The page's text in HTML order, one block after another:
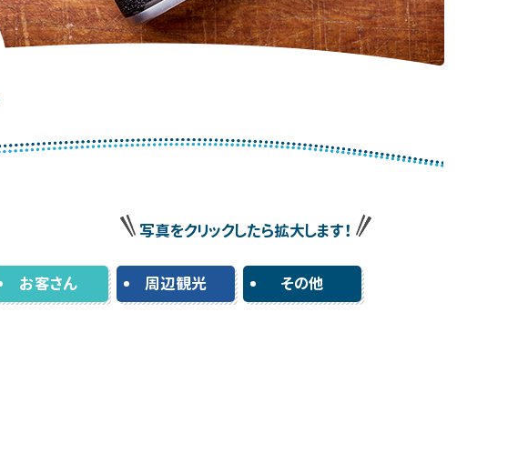
写真をクリックしたら拡大します！
お客さん 周辺観光 その他